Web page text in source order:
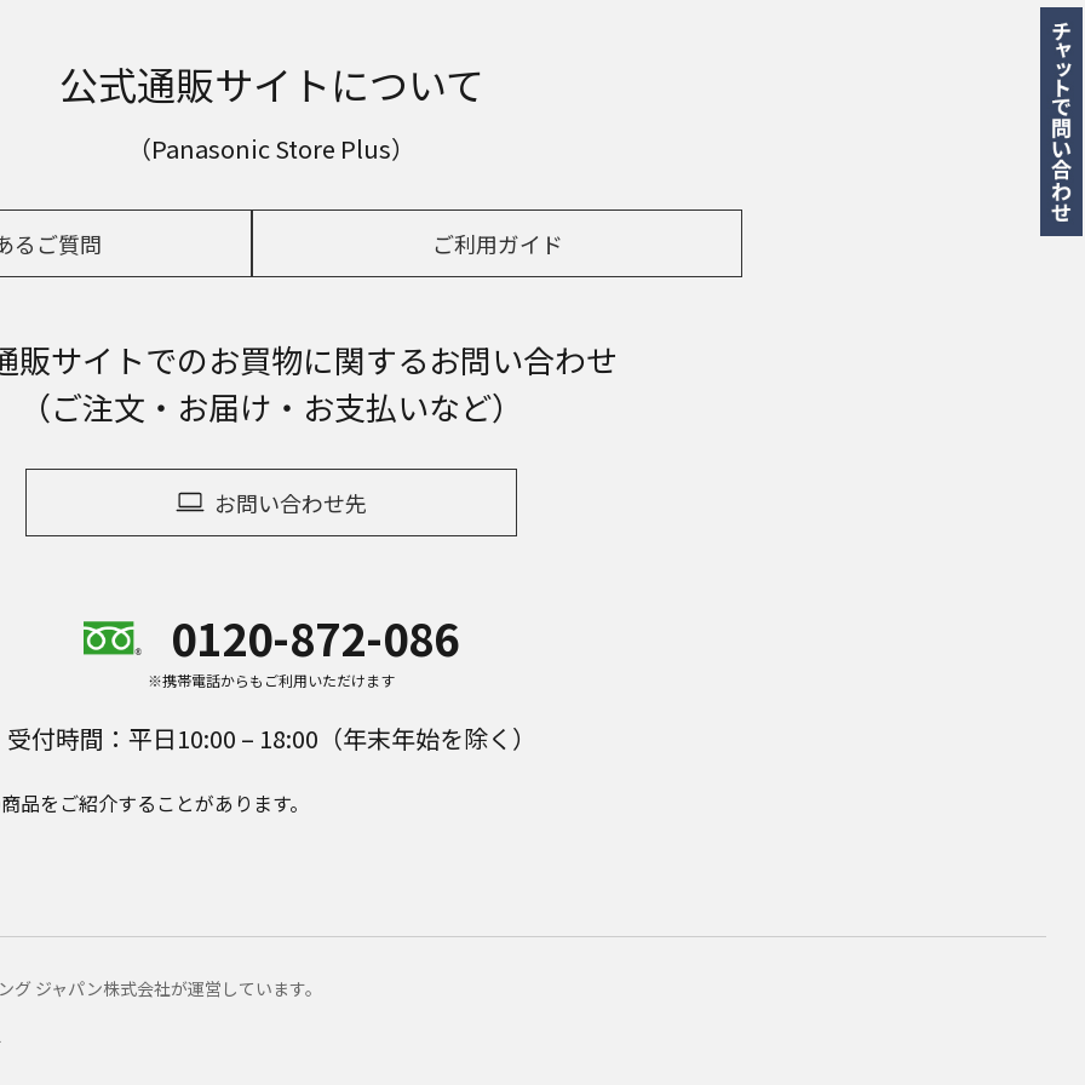
公式通販サイトについて
（Panasonic Store Plus）
るご質問 ご利用ガイド
販サイトでのお買物に関するお問い合わせ
（ご注文・お届け・お支払いなど）
お問い合わせ先
0120-872-086
※携帯電話からもご利用いただけます
受付時間：平日10:00 – 18:00（年末年始を除く）
品をご紹介することがあります。
ジャパン株式会社が運営しています。